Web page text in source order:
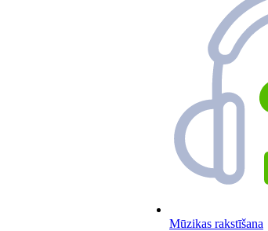
Mūzikas rakstīšana